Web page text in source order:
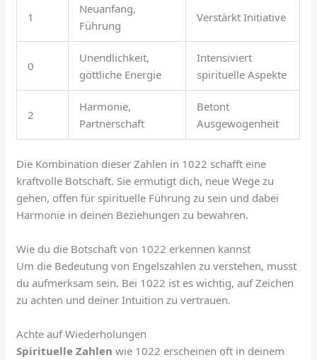
1
Neuanfang,
Führung
Verstärkt Initiative
0
Unendlichkeit,
göttliche Energie
Intensiviert
spirituelle Aspekte
2
Harmonie,
Partnerschaft
Betont
Ausgewogenheit
Die Kombination dieser Zahlen in 1022 schafft eine
kraftvolle Botschaft. Sie ermutigt dich, neue Wege zu
gehen, offen für spirituelle Führung zu sein und dabei
Harmonie in deinen Beziehungen zu bewahren.
Wie du die Botschaft von 1022 erkennen kannst
Um die Bedeutung von Engelszahlen zu verstehen, musst
du aufmerksam sein. Bei 1022 ist es wichtig, auf Zeichen
zu achten und deiner Intuition zu vertrauen.
Achte auf Wiederholungen
Spirituelle Zahlen wie 1022 erscheinen oft in deinem